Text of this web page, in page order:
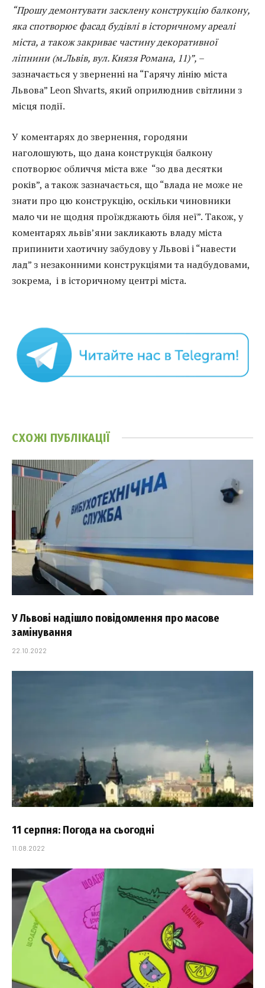
“Прошу демонтувати засклену конструкцію балкону,
яка спотворює фасад будівлі в історичному ареалі
міста, а також закриває частину декоративної
ліпнини (м.Львів, вул. Князя Романа, 11)”, –
зазначається у зверненні на “Гарячу лінію міста
Львова”Leon Shvarts, який оприлюднив світлини з
місця події.
У коментарях до звернення, городяни
наголошують, що дана конструкція балкону
спотворює обличчя міста вже “зо два десятки
років”, а також зазначається, що “влада не може не
знати про цю конструкцію, оскільки чиновники
мало чи не щодня проїжджають біля неї”. Також, у
коментарях львів’яни закликають владу міста
припинити хаотичну забудову у Львові і “навести
лад” з незаконними конструкціями та надбудовами,
зокрема, і в історичному центрі міста.
СХОЖІ ПУБЛІКАЦІЇ
У Львові надішло повідомлення про масове
замінування
22.10.2022
11 серпня: Погода на сьогодні
11.08.2022